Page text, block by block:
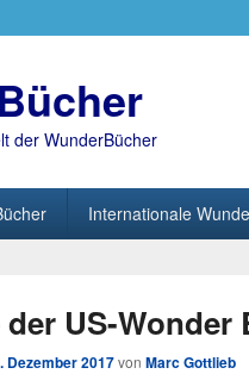
der WunderBücher
Internationale
US-Wonder
Dezember 2017von Marc Gottlieb